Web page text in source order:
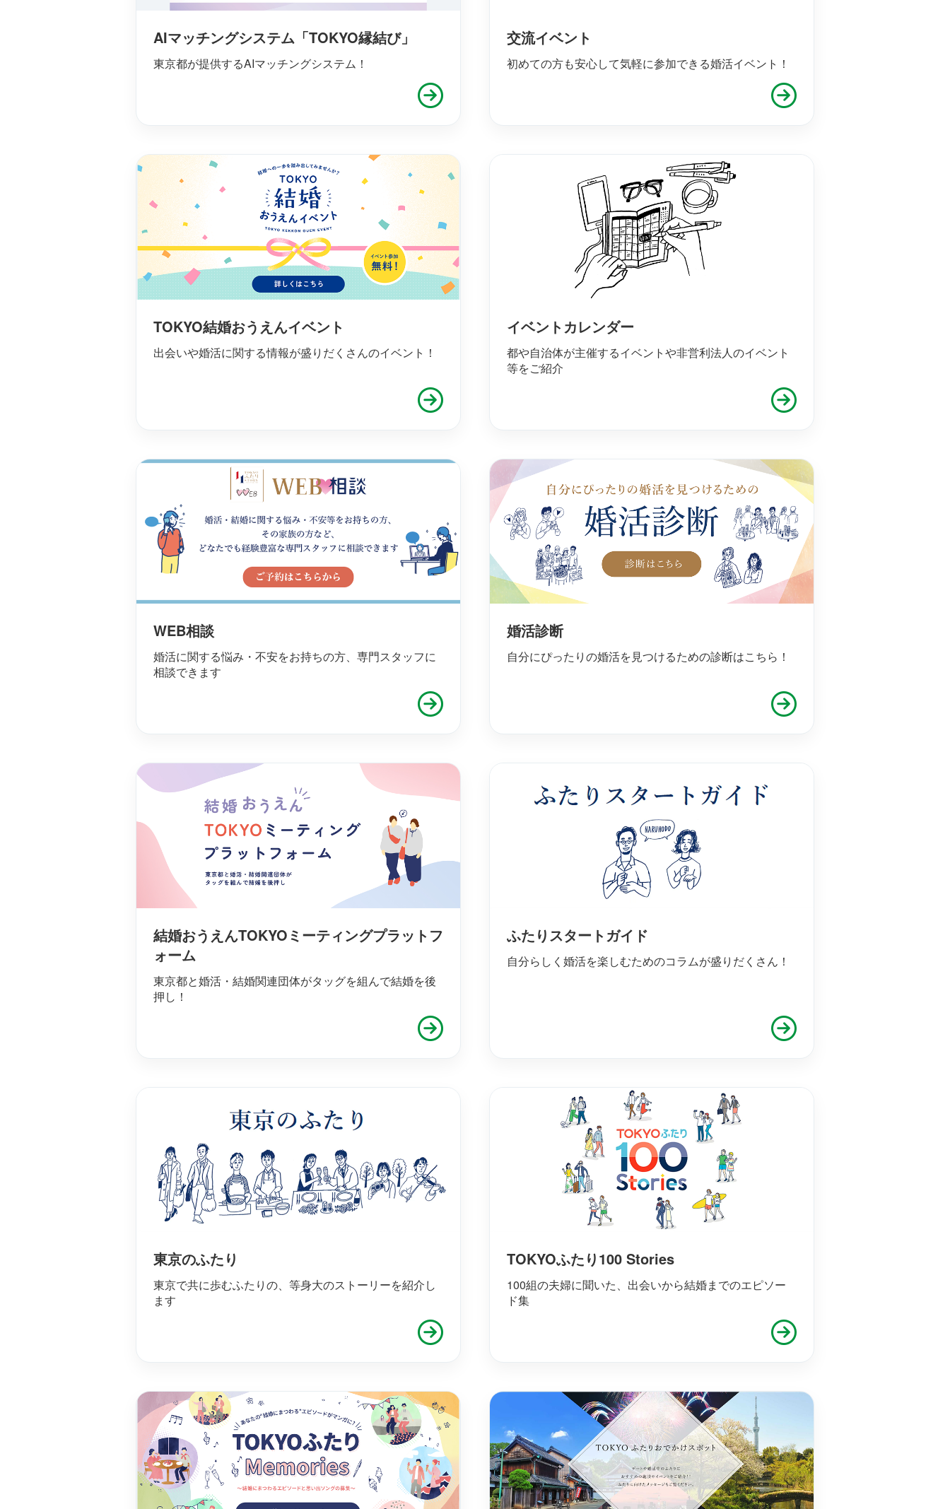
AIマッチングシステム「TOKYO縁結び」
東京都が提供するAIマッチングシステム！
交流イベント
初めての方も安心して気軽に参加できる婚活イベント！
TOKYO結婚おうえんイベント
出会いや婚活に関する情報が盛りだくさんのイベント！
イベントカレンダー
都や自治体が主催するイベントや非営利法人のイベント
等をご紹介
WEB相談
婚活に関する悩み・不安をお持ちの方、専門スタッフに
相談できます
婚活診断
自分にぴったりの婚活を見つけるための診断はこちら！
結婚おうえんTOKYOミーティングプラットフ
ォーム
東京都と婚活・結婚関連団体がタッグを組んで結婚を後
押し！
ふたりスタートガイド
自分らしく婚活を楽しむためのコラムが盛りだくさん！
東京のふたり
東京で共に歩むふたりの、等身大のストーリーを紹介し
ます
TOKYOふたり100 Stories
100組の夫婦に聞いた、出会いから結婚までのエピソー
ド集